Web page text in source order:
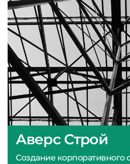
Аверс Строй
Создание корпоративного